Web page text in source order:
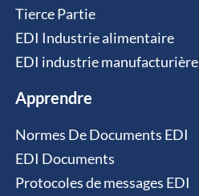
Tierce Partie
EDI Industrie alimentaire
EDI industrie manufacturière
Apprendre
Normes De Documents EDI
EDI Documents
Protocoles de messages EDI